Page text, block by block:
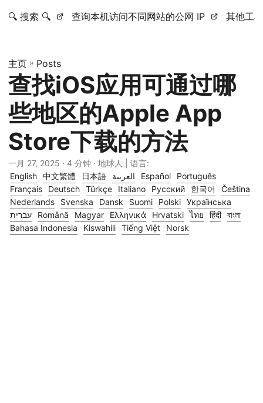
🔍 搜索 🔍 查询本机访问不同网站的公网 IP 其他工具
主页 » Posts
查找iOS应用可通过哪
些地区的Apple App
Store下载的方法
一月 27, 2025 · 4 分钟 · 地球人 | 语言:
English 中文繁體 日本語 العربية Español
Português
Français
Deutsch Türkçe Italiano Русский 한국어
Čeština
Nederlands
Svenska Dansk Suomi Polski Українська
עברית
Română Magyar Ελληνικά Hrvatski ไทย हिंदी বাংলা
Bahasa Indonesia
Kiswahili Tiếng Việt Norsk